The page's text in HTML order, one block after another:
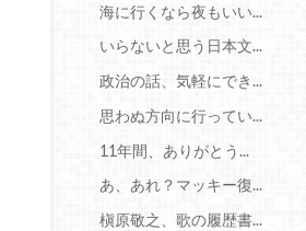
海に行くなら夜もいい...
いらないと思う日本文...
政治の話、気軽にでき...
思わぬ方向に行ってい...
11年間、ありがとう...
あ、あれ？マッキー復...
槇原敬之、歌の履歴書...